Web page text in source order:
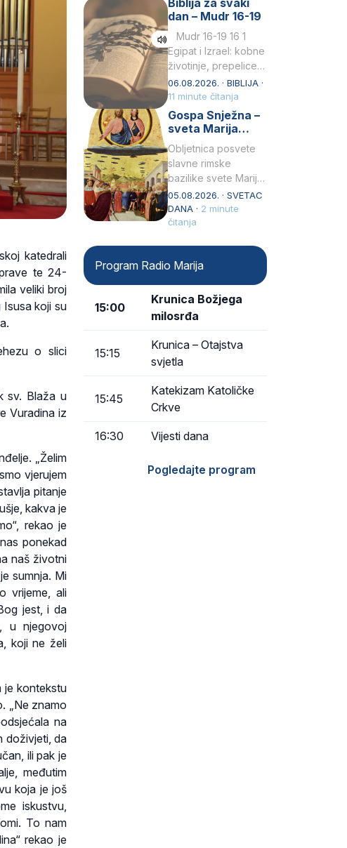
katedrali
te 24-
veliki broj
koji su
o slici
sv. Blaža u
Vuradina iz
„Želim
vjerujem
pitanje
kakva je
rekao je
ponekad
naš životni
sumnja. Mi
vrijeme, ali
jest, i da
u njegovoj
koji ne želi
je kontekstu
„Ne znamo
na
doživjeti, da
ili pak je
međutim
koja je još
iskustvu,
To nam
rekao je
Petar u svojoj
drugoj…
Biblija za svaki
dan – Mudr 16-19
Mudr 16-19 16 1
Egipat i Izrael: kobne
životinje, prepelice
Zato bijahu
primjereno kažnjeni
sličnim životinjamai
mučeni mnoštvom
06.08.2026. · BIBLIJA ·
11 minute čitanja
Gospa Snježna –
sveta Marija
Velika, zaštitnica
rimske bazilike
Obljetnica posvete
slavne rimske
bazilike svete Marije
Velike (Santa Maria
Maggiore) u narodu
se slavi kao Gospa
05.08.2026. · SVETAC
DANA · 2 minute
čitanja
Program Radio Marija
15:00
Krunica Božjega
milosrđa
15:15
Krunica – Otajstva
svjetla
15:45
Katekizam Katoličke
Crkve
16:30 Vijesti dana
Pogledajte program